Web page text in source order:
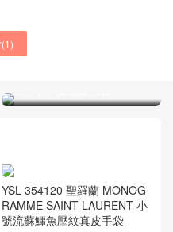
1)
YSL包包官网 SAINT
YSL 354120 聖羅蘭 MONOG
RAMME SAINT LAURENT 小
號流蘇鱷魚壓紋真皮手袋